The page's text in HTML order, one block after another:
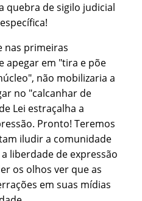
quebra de sigilo judicial
nas primeiras
apegar em "tira e põe
não mobilizaria a
no "calcanhar de
Lei estraçalha a
Pronto! Teremos
iludir a comunidade
liberdade de expressão
os olhos ver que as
em suas mí­dias